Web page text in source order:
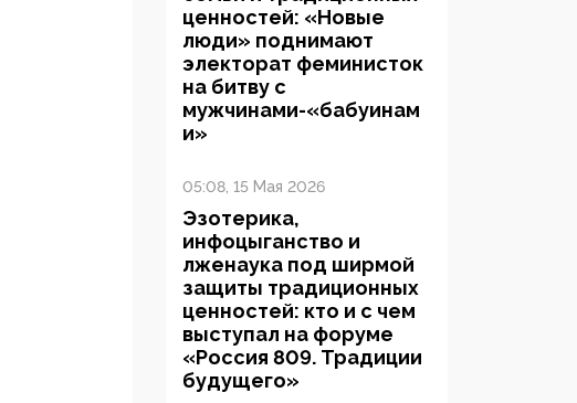
ценностей: «Новые
люди» поднимают
электорат феминисток
на битву с
мужчинами-«бабуинам
и»
05:08, 15 Мая 2026
Эзотерика,
инфоцыганство и
лженаука под ширмой
защиты традиционных
ценностей: кто и с чем
выступал на форуме
«Россия 809. Традиции
будущего»